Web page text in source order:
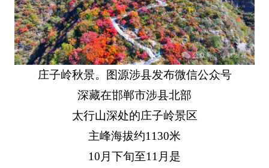
庄子岭秋景。图源涉县发布微信公众号
深藏在邯郸市涉县北部
太行山深处的庄子岭景区
主峰海拔约1130米
10月下旬至11月是